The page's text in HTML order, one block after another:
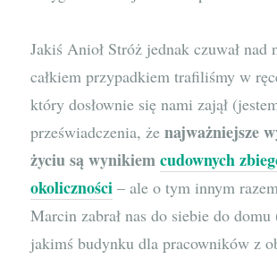
Jakiś Anioł Stróż jednak czuwał nad
całkiem przypadkiem trafiliśmy w
który dosłownie się nami zajął
przeświadczenia, żenajważniejsze
życiu są wynikiemcudownych
okoliczności – ale o tym innym
Marcin zabrał nas do siebie do domu
jakimś budynku dla pracowników z